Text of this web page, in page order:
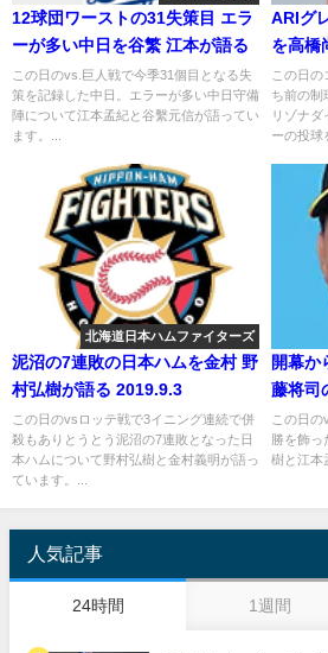
12球団ワーストの31失策目 エラ
ーが多い中日を谷繁 江本が語る
この日のvs.巨人戦で今季31個目となる失
策を記録した中日。エラーが多い中日守備
陣について江本孟紀と谷繫元信が語ってい
ます。...
ARIグ
を高橋
日
この日
ち前の制
リゾナダ
ーの投球
北海道日本ハムファイターズ
泥沼の7連敗の日本ハムを金村 野
村弘樹が語る 2019.9.3
この日のvsロッテ戦で3イニング連続で併
殺もありとうとう泥沼の7連敗となった日
本ハムについて野村弘樹と金村義明が語っ
ています。...
開幕か
藤将司
語る
この日
勝を飾
樹と江本
人気記事
24時間 1週間